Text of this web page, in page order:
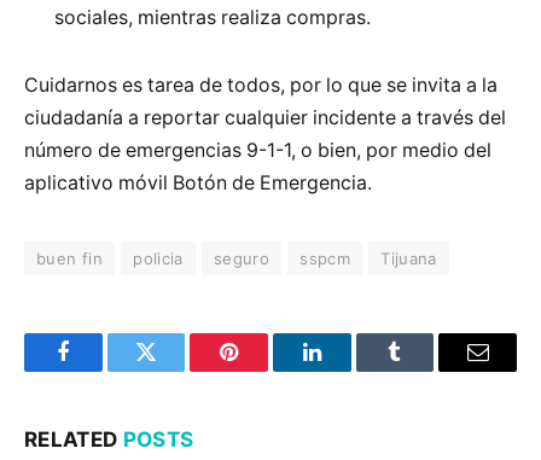
sociales, mientras realiza compras.
Cuidarnos es tarea de todos, por lo que se invita a la
ciudadanía a reportar cualquier incidente a través del
número de emergencias 9-1-1, o bien, por medio del
aplicativo móvil Botón de Emergencia.
buen fin policia seguro sspcm Tijuana
FacebookTwitter Pinterest LinkedInTumblr Email
RELATED POSTS